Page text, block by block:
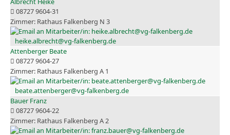
08727 9604-31
Rathaus Falkenberg N 3
heike.albrecht@vg-falkenberg.de
Attenberger Beate
08727 9604-27
Rathaus Falkenberg A 1
beate.attenberger@vg-falkenberg.de
Bauer Franz
08727 9604-22
Rathaus Falkenberg A 2